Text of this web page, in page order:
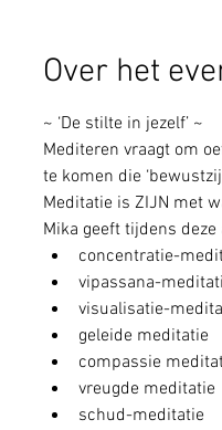
Over het
~ ‘De stilte in jezelf’ ~
Mediteren vraagt om
te komen die
Meditatie is ZIJN met
Mika geeft tijdens
concentratie-
vipassana-
visualisatie-
geleide meditatie
compassie
vreugde meditatie
schud-meditatie